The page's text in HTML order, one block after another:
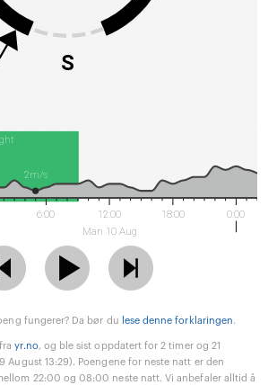
S
6:00
12:00
Man 10 Aug
18:00 0:00
2m/s
fungerer? Da bør du lese denne forklaringen.
frayr.no, og ble sist oppdatert for 2 timer og 21
August 13:29). Poengene for neste natt er den
22:00 og 08:00 neste natt. Vi anbefaler alltid å